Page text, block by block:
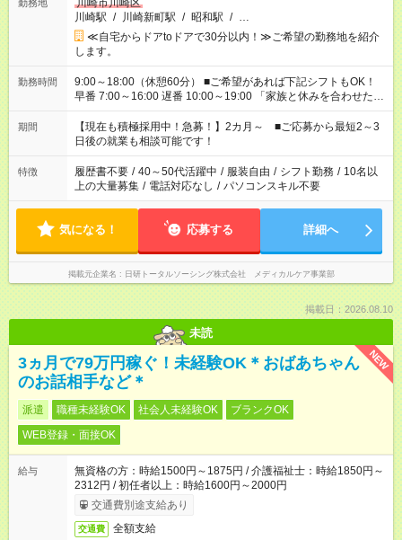
勤務地
川崎市川崎区
川崎駅 / 川崎新町駅 / 昭和駅 / …
≪自宅からドアtoドアで30分以内！≫ご希望の勤務地を紹介
します。
勤務時間
9:00～18:00（休憩60分） ■ご希望があれば下記シフトもOK！
早番 7:00～16:00 遅番 10:00～19:00 「家族と休みを合わせた
い」 「余裕を持って夕飯の準備がしたい」 「できれば残業はし
たくない」 など、ご希望を教えてくださいね。 ※Wワーク希望
の方へ 今ご覧のお仕事で希望する勤務時間と、もう1つのお仕事
の勤務時間。 合計で週40時間を超える場合は応募できません。
期間
【現在も積極採用中！急募！】2カ月～ ■ご応募から最短2～3
日後の就業も相談可能です！
特徴 履歴書不要 / 40～50代活躍中 / 服装自由 / シフト勤務 / 10名以
上の大量募集 / 電話対応なし / パソコンスキル不要
気になる！ 応募する 詳細へ
掲載元企業名 日研トータルソーシング株式会社 メディカルケア事業部
掲載日：2026.08.10
未読
NEW
3ヵ月で79万円稼ぐ！未経験OK＊おばあちゃん
のお話相手など＊
派遣 職種未経験OK 社会人未経験OK
ブランクOK
WEB登録・面接OK
給与
無資格の方：時給1500円～1875円 / 介護福祉士：時給1850円～
2312円 / 初任者以上：時給1600円～2000円
交通費別途支給あり
交通費 全額支給